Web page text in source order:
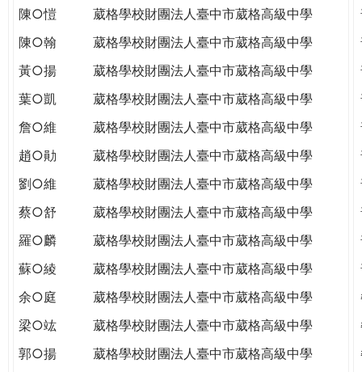
陳○愷
葳格學校財團法人臺中市葳格高級中學
陳○翰
葳格學校財團法人臺中市葳格高級中學
黃○揚
葳格學校財團法人臺中市葳格高級中學
葉○凱
葳格學校財團法人臺中市葳格高級中學
詹○維
葳格學校財團法人臺中市葳格高級中學
趙○勛
葳格學校財團法人臺中市葳格高級中學
劉○維
葳格學校財團法人臺中市葳格高級中學
蔡○舒
葳格學校財團法人臺中市葳格高級中學
羅○麟
葳格學校財團法人臺中市葳格高級中學
蘇○綾
葳格學校財團法人臺中市葳格高級中學
余○庭
葳格學校財團法人臺中市葳格高級中學
梁○竑
葳格學校財團法人臺中市葳格高級中學
郭○揚
葳格學校財團法人臺中市葳格高級中學